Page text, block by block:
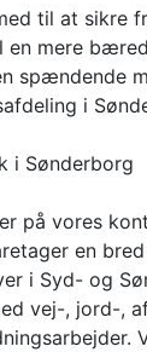
til at sikre
en mere
spændende
i
i Sønderborg
på vores
en
i Syd- og
vej-, jord-,